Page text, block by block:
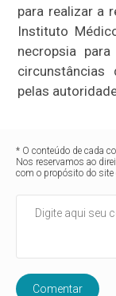
para realizar a
Instituto
necropsia
pelas
* O conteúdo de cada
Nos reservamos ao
com o propósito do
Comentar